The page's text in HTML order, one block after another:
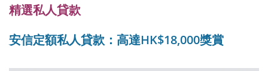
精選私人貸款
安信定額私人貸款：高達HK$18,000獎賞